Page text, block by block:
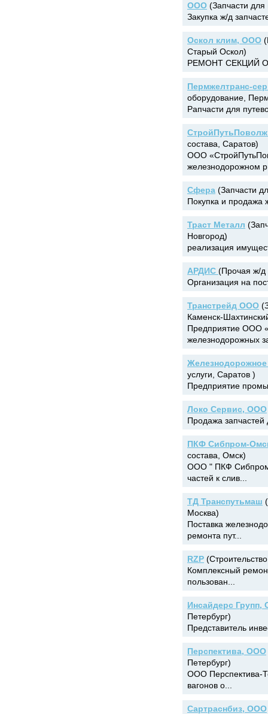
ООО (Запчасти для
Закупка ж/д
Оскол клим, ООО
Старый Оскол)
РЕМОНТ СЕКЦИЙ
Пермжелтранс-
оборудование,
Pапчасти для
состава, Саратов)
ООО
железнодорожном
Сфера (Запчасти
Покупка и продажа
Траст Металл
Новгород)
реализация
АРДИС (Прочая ж/д
Организация на
Транстрейд ООО
Каменск-
Предприятие ООО
железнодорожных
услуги, Саратов )
Предприятие
Локо Сервис, ООО
Продажа запчастей
ПКФ Сибпром-
состава, Омск)
ООО " ПКФ Сибпром-
частей к слив...
ТД Транспутьмаш
Москва)
Поставка
ремонта пут...
RZP
Комплексный
пользован...
Инсайдерс Групп,
Петербург)
Представитель
Перспектива, ООО
Петербург)
ООО Перспектива-
вагонов о...
Сартраснбиз, ООО